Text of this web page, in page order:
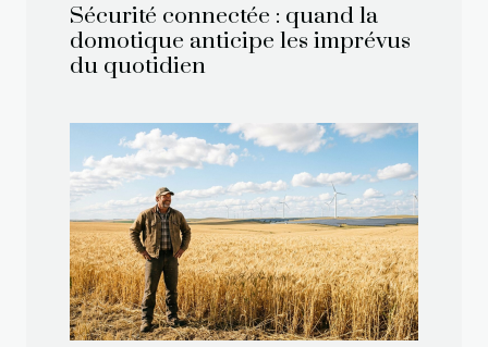
Sécurité connectée : quand la
domotique anticipe les imprévus
du quotidien